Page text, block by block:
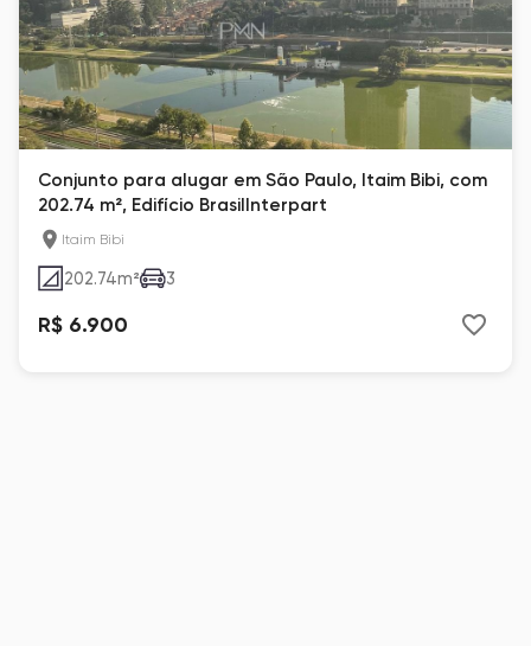
Conjunto para alugar em São Paulo, Itaim Bibi, com
202.74 m², Edifício BrasilInterpart
Itaim Bibi
202.74m² 3
R$ 6.900